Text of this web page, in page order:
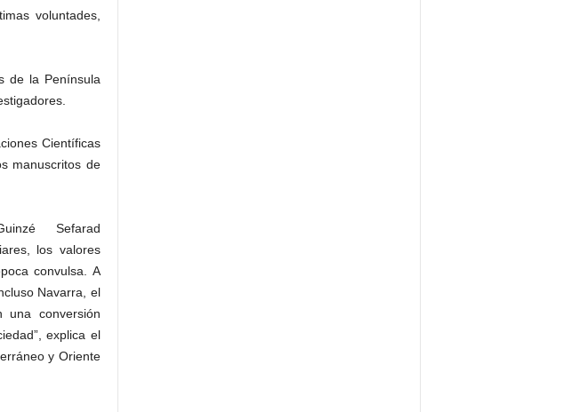
voluntades,
de la Península
Científicas
manuscritos de
Sefarad
los valores
convulsa. A
Navarra, el
una conversión
explica el
y Oriente